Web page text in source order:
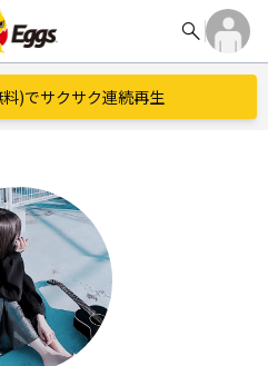
search
)でサクサク連続再生